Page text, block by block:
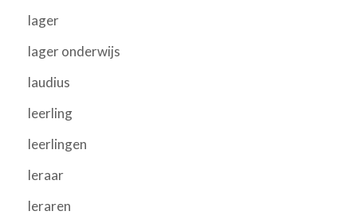
lager
lager onderwijs
laudius
leerling
leerlingen
leraar
leraren